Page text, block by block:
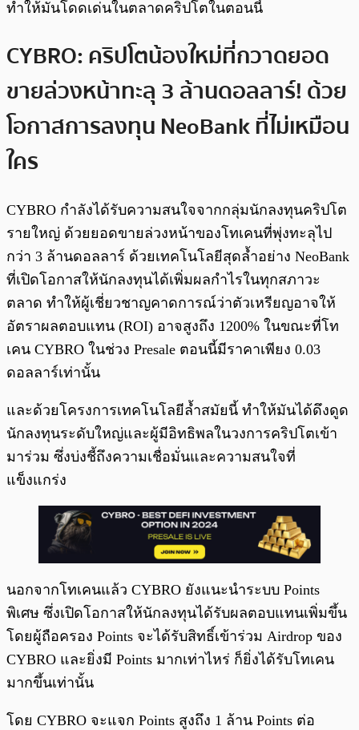
ทำให้มันโดดเด่นในตลาดคริปโตในตอนนี้
CYBRO: คริปโตน้องใหม่ที่กวาดยอด
ขายล่วงหน้าทะลุ 3 ล้านดอลลาร์! ด้วย
โอกาสการลงทุน NeoBank ที่ไม่เหมือน
ใคร
CYBRO กำลังได้รับความสนใจจากกลุ่มนักลงทุนคริปโต
รายใหญ่ ด้วยยอดขายล่วงหน้าของโทเคนที่พุ่งทะลุไป
กว่า 3 ล้านดอลลาร์ ด้วยเทคโนโลยีสุดล้ำอย่าง NeoBank
ที่เปิดโอกาสให้นักลงทุนได้เพิ่มผลกำไรในทุกสภาวะ
ตลาด ทำให้ผู้เชี่ยวชาญคาดการณ์ว่าตัวเหรียญอาจให้
อัตราผลตอบแทน (ROI) อาจสูงถึง 1200% ในขณะที่โท
เคน CYBRO ในช่วง Presale ตอนนี้มีราคาเพียง 0.03
ดอลลาร์เท่านั้น
และด้วยโครงการเทคโนโลยีล้ำสมัยนี้ ทำให้มันได้ดึงดูด
นักลงทุนระดับใหญ่และผู้มีอิทธิพลในวงการคริปโตเข้า
มาร่วม ซึ่งบ่งชี้ถึงความเชื่อมั่นและความสนใจที่
แข็งแกร่ง
นอกจากโทเคนแล้ว CYBRO ยังแนะนำระบบ Points
พิเศษ ซึ่งเปิดโอกาสให้นักลงทุนได้รับผลตอบแทนเพิ่มขึ้น
โดยผู้ถือครอง Points จะได้รับสิทธิ์เข้าร่วม Airdrop ของ
CYBRO และยิ่งมี Points มากเท่าไหร่ ก็ยิ่งได้รับโทเคน
มากขึ้นเท่านั้น
โดย CYBRO จะแจก Points สูงถึง 1 ล้าน Points ต่อ